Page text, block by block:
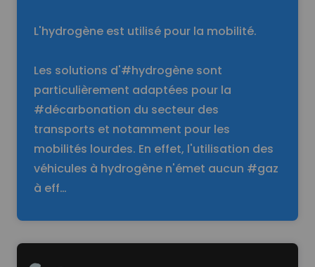
L'hydrogène est utilisé pour la mobilité.
Les solutions d'#hydrogène sont
particulièrement adaptées pour la
#décarbonation du secteur des
transports et notamment pour les
mobilités lourdes. En effet, l'utilisation des
véhicules à hydrogène n'émet aucun #gaz
à eff…
Read more